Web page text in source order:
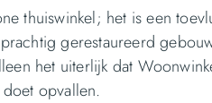
thuiswinkel; het is een
gerestaureerd
het uiterlijk dat
opvallen.